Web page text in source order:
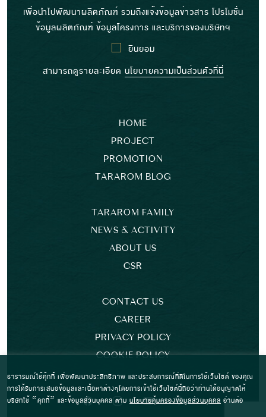
เพื่อนำไปพัฒนาผลิตภัณฑ์ รวมถึงแจ้งข้อมูลข่าวสาร โปรโมชั่น
ข้อมูลผลิตภัณฑ์ ข้อมูลโครงการ และบริการของบริษัทฯ
ยินยอม
สามารถดูรายละเอียด นโยบายความเป็นส่วนตัวที่นี่
HOME
PROJECT
PROMOTION
TARAROM BLOG
TARAROM FAMILY
NEWS & ACTIVITY
ABOUT US
CSR
CONTACT US
CAREER
PRIVACY POLICY
COOKIE POLICY
ธารารมณ์ใช้คุ้กกี้ เพื่อพัฒนาประสิทธิภาพ และประสบการณ์ที่ดีในการใช้เว็บไซต์ ของคุณ
การได้รับการเสนอข้อมูลและเนื้อหาต่างๆโดยการเข้าใช้เว็บไซต์นี้ถือว่าท่านได้อนุญาตให้
บริษัทใช้ “คุกกี้” และข้อมูลส่วนบุคคล ตาม นโยบายคุ้มครองข้อมูลส่วนบุคคล อ่านต่อ